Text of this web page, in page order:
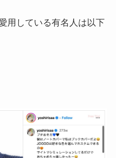
用している有名人は以下